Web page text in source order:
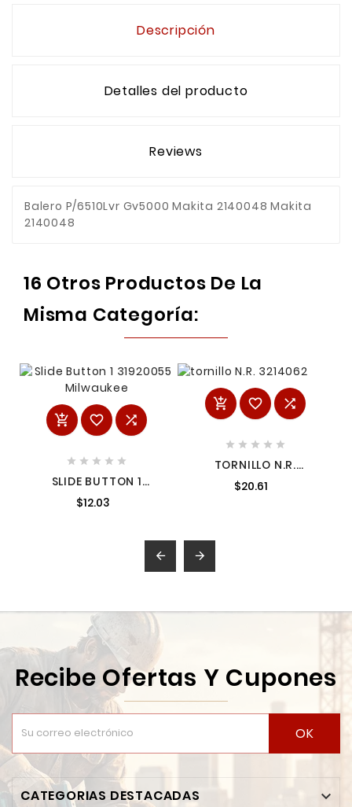
Descripción
Detalles del producto
Reviews
Balero P/6510Lvr Gv5000 Makita 2140048 Makita
2140048
16 Otros Productos De La
Misma Categoría:
  
    
SLIDE BUTTON 1
31920055 MILWAUKEE
$12.03
  
    
TORNILLO N.R.
3214062
$20.61
 
Recibe Ofertas Y Cupones
OK
CATEGORIAS DESTACADAS 